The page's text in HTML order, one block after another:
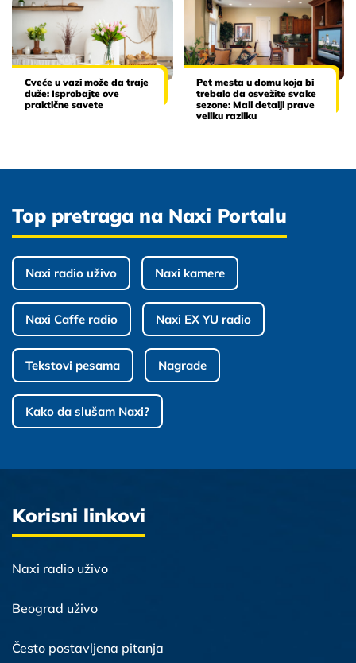
Cveće u vazi može da traje
duže: Isprobajte ove
praktične savete
Pet mesta u domu koja bi
trebalo da osvežite svake
sezone: Mali detalji prave
veliku razliku
Top pretraga na Naxi Portalu
Naxi radio uživo Naxi kamere
Naxi Caffe radio Naxi EX YU radio
Tekstovi pesama Nagrade
Kako da slušam Naxi?
Korisni linkovi
Naxi radio uživo
Beograd uživo
Često postavljena pitanja